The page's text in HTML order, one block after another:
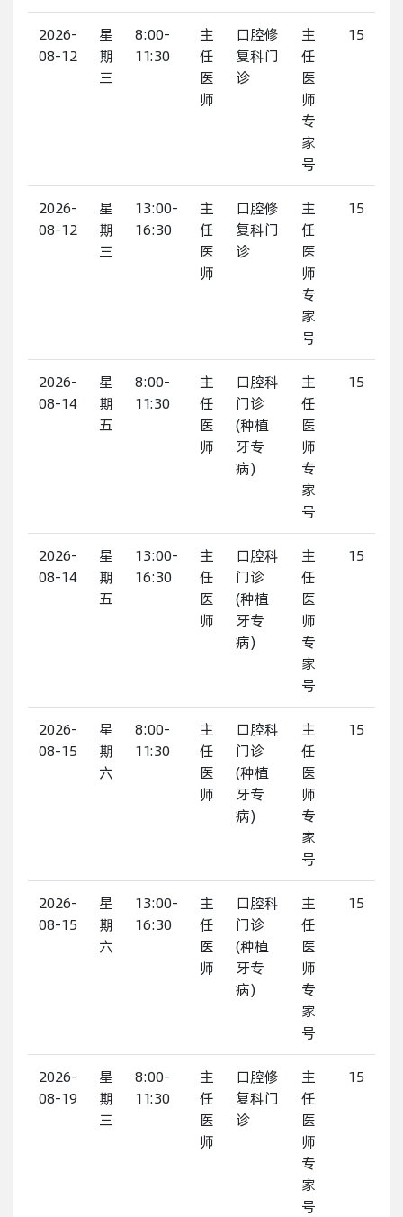
2026-
08-12
星
期
三
8:00-
11:30
主
任
医
师
口腔修
复科门
诊
主
任
医
师
专
家
号
15
2026-
08-12
星
期
三
13:00-
16:30
主
任
医
师
口腔修
复科门
诊
主
任
医
师
专
家
号
15
2026-
08-14
星
期
五
8:00-
11:30
主
任
医
师
口腔科
门诊
(种植
牙专
病)
主
任
医
师
专
家
号
15
2026-
08-14
星
期
五
13:00-
16:30
主
任
医
师
口腔科
门诊
(种植
牙专
病)
主
任
医
师
专
家
号
15
2026-
08-15
星
期
六
8:00-
11:30
主
任
医
师
口腔科
门诊
(种植
牙专
病)
主
任
医
师
专
家
号
15
2026-
08-15
星
期
六
13:00-
16:30
主
任
医
师
口腔科
门诊
(种植
牙专
病)
主
任
医
师
专
家
号
15
2026-
08-19
星
期
三
8:00-
11:30
主
任
医
师
口腔修
复科门
诊
主
任
医
师
专
家
号
15